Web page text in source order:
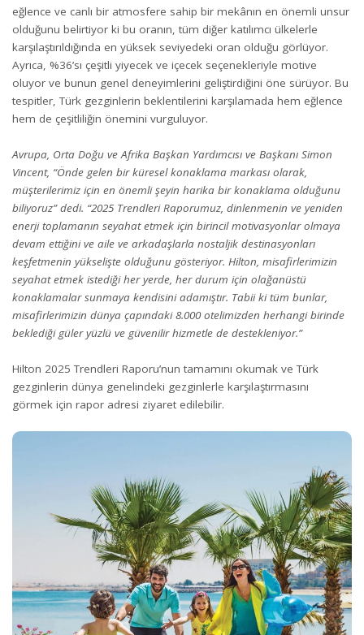
eğlence ve canlı bir atmosfere sahip bir mekânın en önemli unsur
olduğunu belirtiyor ki bu oranın, tüm diğer katılımcı ülkelerle
karşılaştırıldığında en yüksek seviyedeki oran olduğu görlüyor.
Ayrıca, %36’sı çeşitli yiyecek ve içecek seçenekleriyle motive
oluyor ve bunun genel deneyimlerini geliştirdiğini öne sürüyor. Bu
tespitler, Türk gezginlerin beklentilerini karşılamada hem eğlence
hem de çeşitliliğin önemini vurguluyor.
Avrupa, Orta Doğu ve Afrika Başkan Yardımcısı ve Başkanı Simon
Vincent, “Önde gelen bir küresel konaklama markası olarak,
müşterilerimiz için en önemli şeyin harika bir konaklama olduğunu
biliyoruz” dedi. “2025 Trendleri Raporumuz, dinlenmenin ve yeniden
enerji toplamanın seyahat etmek için birincil motivasyonlar olmaya
devam ettiğini ve aile ve arkadaşlarla nostaljik destinasyonları
keşfetmenin yükselişte olduğunu gösteriyor. Hilton, misafirlerimizin
seyahat etmek istediği her yerde, her durum için olağanüstü
konaklamalar sunmaya kendisini adamıştır. Tabii ki tüm bunlar,
misafirlerimizin dünya çapındaki 8.000 otelimizden herhangi birinde
beklediği güler yüzlü ve güvenilir hizmetle de destekleniyor.”
Hilton 2025 Trendleri Raporu’nun tamamını okumak ve Türk
gezginlerin dünya genelindeki gezginlerle karşılaştırmasını
görmek için rapor adresi ziyaret edilebilir.